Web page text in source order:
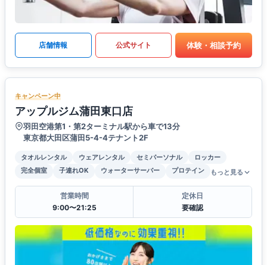
店舗情報 公式サイト 体験・相談予約
キャンペーン中
アップルジム蒲田東口店
羽田空港第1・第2ターミナル駅から車で13分
東京都大田区蒲田5-4-4テナント2F
タオルレンタル ウェアレンタル セミパーソナル
ロッカー
完全個室
子連れOK ウォーターサーバー プロテイン もっと見る
営業時間
9:00〜21:25
定休日
要確認